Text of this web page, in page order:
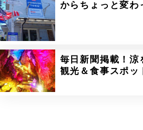
からちょっと変わ
毎日新聞掲載！涼
観光＆食事スポッ